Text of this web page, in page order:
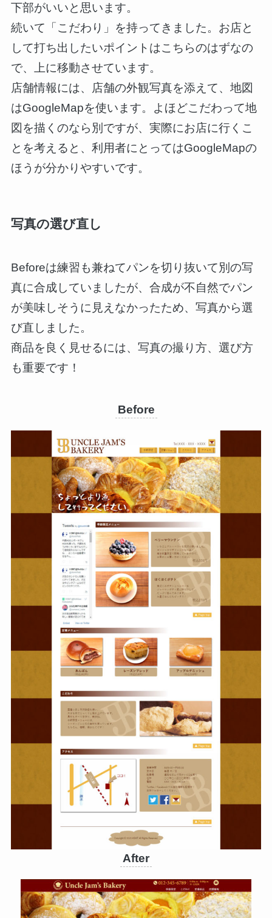
下部がいいと思います。
続いて「こだわり」を持ってきました。お店と
して打ち出したいポイントはこちらのはずなの
で、上に移動させています。
店舗情報には、店舗の外観写真を添えて、地図
はGoogleMapを使います。よほどこだわって地
図を描くのなら別ですが、実際にお店に行くこ
とを考えると、利用者にとってはGoogleMapの
ほうが分かりやすいです。
写真の選び直し
Beforeは練習も兼ねてパンを切り抜いて別の写
真に合成していましたが、合成が不自然でパン
が美味しそうに見えなかったため、写真から選
び直しました。
商品を良く見せるには、写真の撮り方、選び方
も重要です！
Before
After